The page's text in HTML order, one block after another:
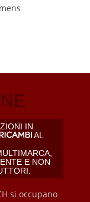
IN
AL
E NON
si occupano